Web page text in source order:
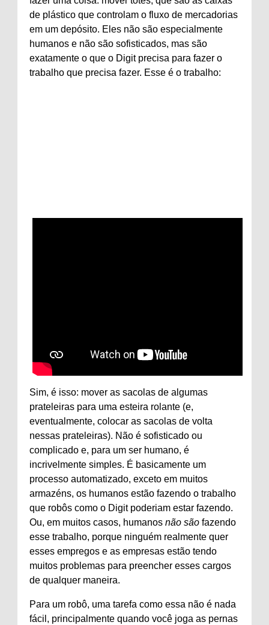
de plástico que controlam o fluxo de mercadorias
em um depósito. Eles não são especialmente
humanos e não são sofisticados, mas são
exatamente o que o Digit precisa para fazer o
trabalho que precisa fazer. Esse é o trabalho:
Sim, é isso: mover as sacolas de algumas
prateleiras para uma esteira rolante (e,
eventualmente, colocar as sacolas de volta
nessas prateleiras). Não é sofisticado ou
complicado e, para um ser humano, é
incrivelmente simples. É basicamente um
processo automatizado, exceto em muitos
armazéns, os humanos estão fazendo o trabalho
que robôs como o Digit poderiam estar fazendo.
Ou, em muitos casos, humanos não são fazendo
esse trabalho, porque ninguém realmente quer
esses empregos e as empresas estão tendo
muitos problemas para preencher esses cargos
de qualquer maneira.
Para um robô, uma tarefa como essa não é nada
fácil, principalmente quando você joga as pernas